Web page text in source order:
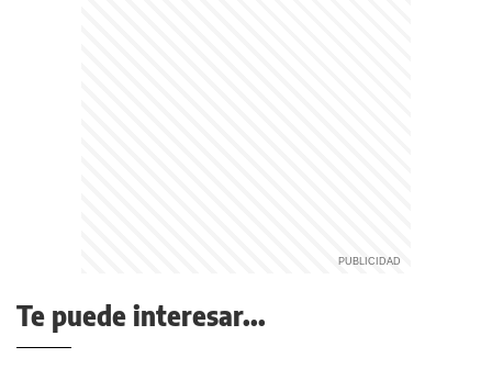
Te puede interesar...